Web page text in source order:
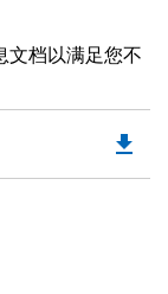
档以满足您不
file_download